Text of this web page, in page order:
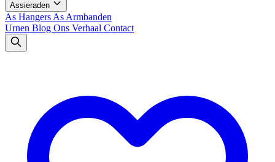
Assieraden
As Hangers As Armbanden
Urnen Blog Ons Verhaal Contact